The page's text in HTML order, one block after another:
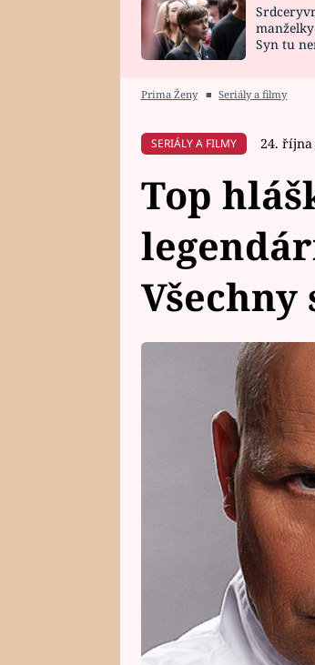
HOROSKOP NA
Syn tu
Prima Ženy ■ Seriály a filmy
SERIÁLY A FILMY 24. října
Top